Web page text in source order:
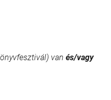
van és/vagy